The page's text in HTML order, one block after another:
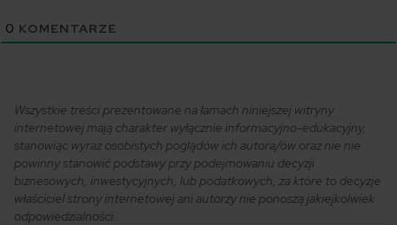
0 KOMENTARZE
Wszystkie treści prezentowane na łamach niniejszej witryny
internetowej mają charakter wyłącznie informacyjno-edukacyjny,
stanowiąc wyraz osobistych poglądów ich autora/ów oraz nie nie
powinny stanowić podstawy przy podejmowaniu decyzji
biznesowych, inwestycyjnych, lub podatkowych, za które to decyzje
właściciel strony internetowej ani autorzy nie ponoszą jakiejkolwiek
odpowiedzialności.